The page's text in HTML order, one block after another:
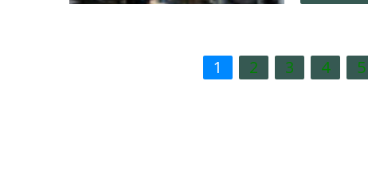
1 2 3 4 5